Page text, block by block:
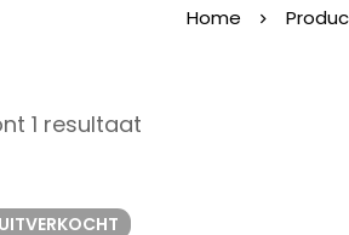
Home
1 resultaat
UITVERKOCHT